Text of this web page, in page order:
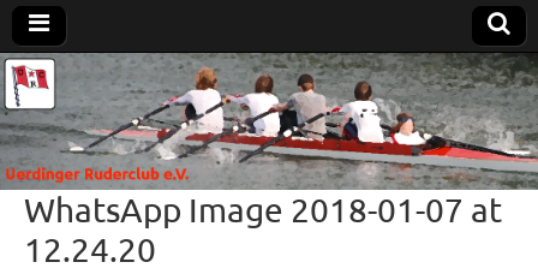
Uerdinger
Ruderclub
e.V.
Rudern in
Krefeld-
Uerdingen
WhatsApp Image 2018-01-07 at
12.24.20